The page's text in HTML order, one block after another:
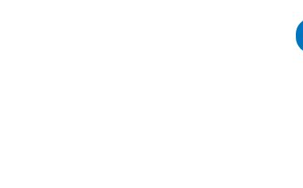
Tầm soát sớm ung thư vú giúp cứu